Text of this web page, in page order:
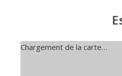
Chargement de la carte…